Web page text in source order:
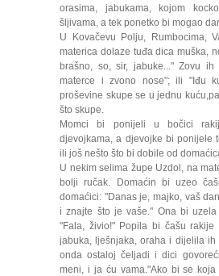
orasima, jabukama, kojom
šljivama, a tek ponetko bi mogao
U Kovačevu Polju, Rumbocima,
materica dolaze tuđa dica muška,
brašno, so, sir, jabuke..." Zovu ih
materce i zvono nose"; ili "Iđu
proševine skupe se u jednu
što skupe.
Momci bi ponijeli u bočici
djevojkama, a djevojke bi ponijele
ili još nešto što bi dobile od
U nekim selima župe Uzdol, na
bolji ručak. Domaćin bi uzeo
domaćici: "Danas je, majko, vaš
i znajte što je vaše." Ona bi
"Fala, živio!" Popila bi čašu
jabuka, lješnjaka, oraha i dijelila ih
onda ostaloj čeljadi i dici
meni, i ja ću vama."Ako bi se